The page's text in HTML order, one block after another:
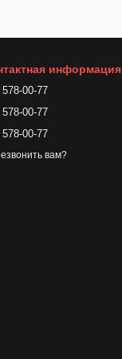
информация
00-77
00-77
00-77
вам?